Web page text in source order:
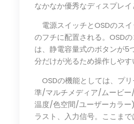
なかなか優秀なディスプレイ
電源スイッチとOSDのス
のフチに配置される。OSD
は、静電容量式のボタンが5
分だけが光るため操作しやす
OSDの機能としては、プ
準/マルチメディア/ムービ
温度/色空間/ユーザーカラー
ラスト、入力信号。ここま